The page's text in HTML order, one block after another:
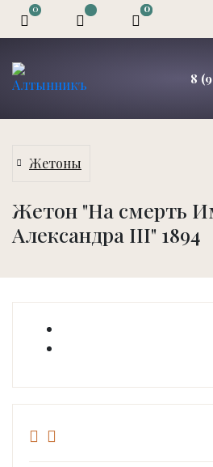
0 0
0
8
Жетоны
Жетон "На смерть
Александра III" 1894